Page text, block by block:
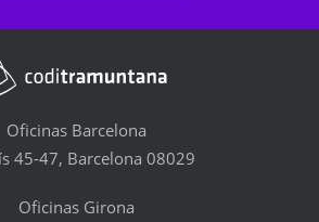
Oficinas Barcelona
45-47, Barcelona 08029
Oficinas Girona